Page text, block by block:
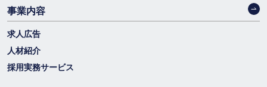
事業内容
求人広告
人材紹介
採用実務サービス